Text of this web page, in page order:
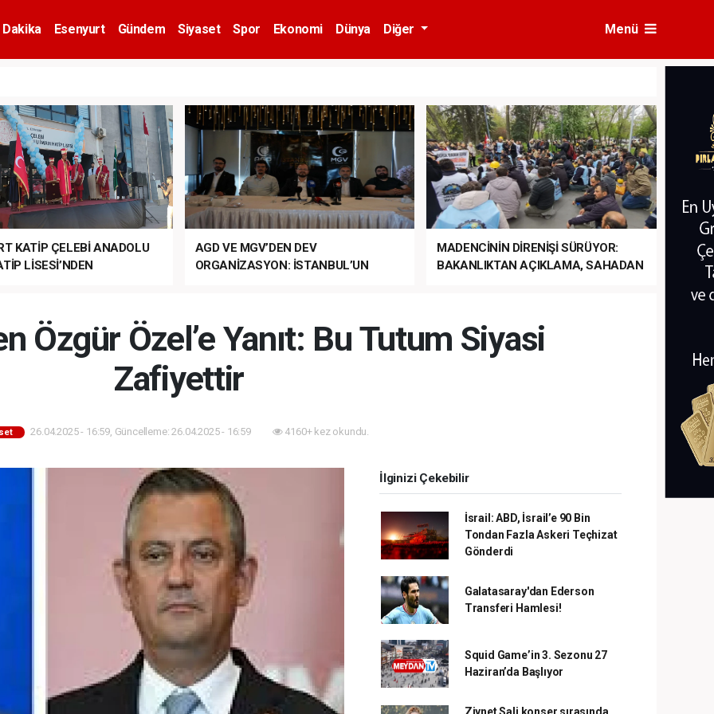
Dakika Esenyurt Gündem Siyaset Spor Ekonomi Dünya Diğer Menü
KATİP ÇELEBİ ANADOLU
LİSESİ’NDEN
AGD VE MGV’DEN DEV
ORGANİZASYON: İSTANBUL’UN
MADENCİNİN DİRENİŞİ SÜRÜYOR:
BAKANLIKTAN AÇIKLAMA, SAHADAN
Özgür Özel’e Yanıt: Bu Tutum Siyasi
Zafiyettir
26.04.2025 - 16:59, Güncelleme: 26.04.2025 - 16:59 4160+ kez okundu.
İlginizi Çekebilir
İsrail: ABD, İsrail’e 90 Bin
Tondan Fazla Askeri Teçhizat
Gönderdi
Galatasaray'dan Ederson
Transferi Hamlesi!
Squid Game’in 3. Sezonu 27
Haziran’da Başlıyor